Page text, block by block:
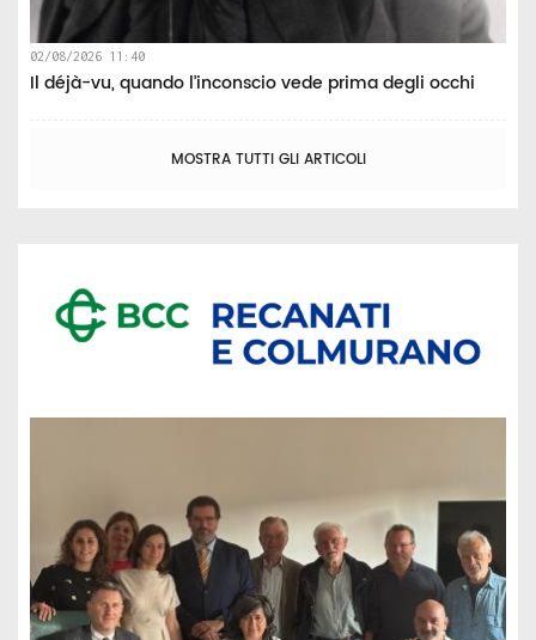
02/08/2026 11:40
Il déjà-vu, quando l’inconscio vede prima degli occhi
MOSTRA TUTTI GLI ARTICOLI